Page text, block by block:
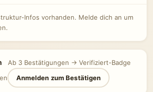
Infos vorhanden. Melde dich an um
Ab 3 Bestätigungen → Verifiziert-Badge
Anmelden zum Bestätigen